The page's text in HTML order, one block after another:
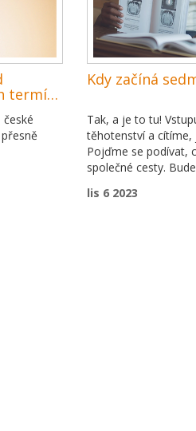
termín
Kdy začíná
Tak, a je to tu!
těhotenství a cítíme,
Pojďme se podívat,
společné cesty.
a další důležité
lis 6 2023